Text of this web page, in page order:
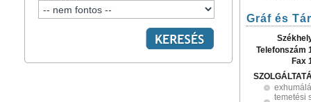
Gráf és
Telefonszám
Fax
temetési